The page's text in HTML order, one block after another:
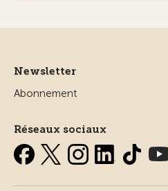
Newsletter
Abonnement
Réseaux sociaux